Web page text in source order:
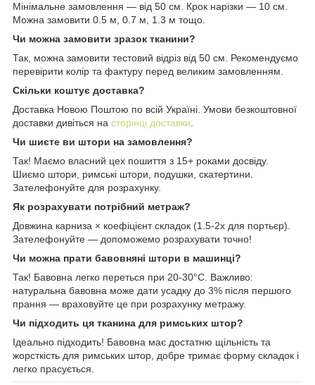
Мінімальне замовлення — від 50 см. Крок нарізки — 10 см.
Можна замовити 0.5 м, 0.7 м, 1.3 м тощо.
Чи можна замовити зразок тканини?
Так, можна замовити тестовий відріз від 50 см. Рекомендуємо
перевірити колір та фактуру перед великим замовленням.
Скільки коштує доставка?
Доставка Новою Поштою по всій Україні. Умови безкоштовної
доставки дивіться на сторінці доставки.
Чи шиєте ви штори на замовлення?
Так! Маємо власний цех пошиття з 15+ роками досвіду.
Шиємо штори, римські штори, подушки, скатертини.
Зателефонуйте для розрахунку.
Як розрахувати потрібний метраж?
Довжина карниза × коефіцієнт складок (1.5-2x для портьєр).
Зателефонуйте — допоможемо розрахувати точно!
Чи можна прати бавовняні штори в машинці?
Так! Бавовна легко переться при 20-30°C. Важливо:
натуральна бавовна може дати усадку до 3% після першого
прання — враховуйте це при розрахунку метражу.
Чи підходить ця тканина для римських штор?
Ідеально підходить! Бавовна має достатню щільність та
жорсткість для римських штор, добре тримає форму складок і
легко прасується.